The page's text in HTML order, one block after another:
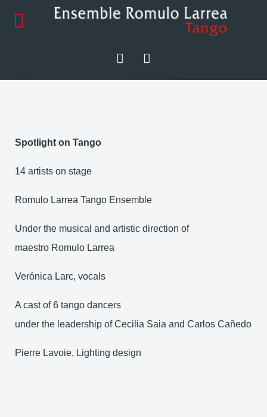
Spotlight on Tango
14 artists on stage
Romulo Larrea Tango Ensemble
Under the musical and artistic direction of
maestro Romulo Larrea
Verónica Larc, vocals
A cast of 6 tango dancers
under the leadership of Cecilia Saia and Carlos Cañedo
Pierre Lavoie, Lighting design